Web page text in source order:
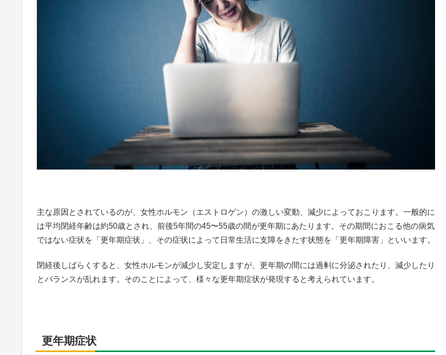
主な原因とされているのが、女性ホルモン（エストロゲン）の激しい変動、減少によっておこります。一般的に
は平均閉経年齢は約50歳とされ、前後5年間の45〜55歳の間が更年期にあたります。その期間におこる他の病気
ではない症状を「更年期症状」、その症状によって日常生活に支障をきたす状態を「更年期障害」といいます。
閉経後しばらくすると、女性ホルモンが減少し安定しますが、更年期の間には過剰に分泌されたり、減少したり
とバランスが乱れます。そのことによって、様々な更年期症状が発現すると考えられています。
更年期症状